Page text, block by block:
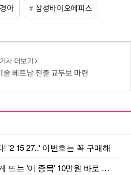
아 삼성바이오에피스
기사 더보기
술 베트남 진출 교두보 마련